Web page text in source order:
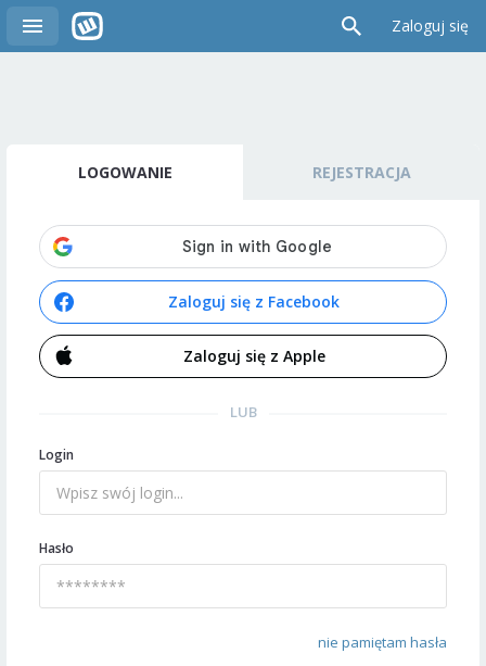
Zaloguj się
LOGOWANIE REJESTRACJA
Zaloguj się z Facebook
Zaloguj się z Apple
LUB
Login
Hasło
nie pamiętam hasła